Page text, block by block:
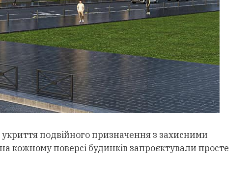
подвійного призначення з захисними
кожному поверсі будинків запроєктували просте